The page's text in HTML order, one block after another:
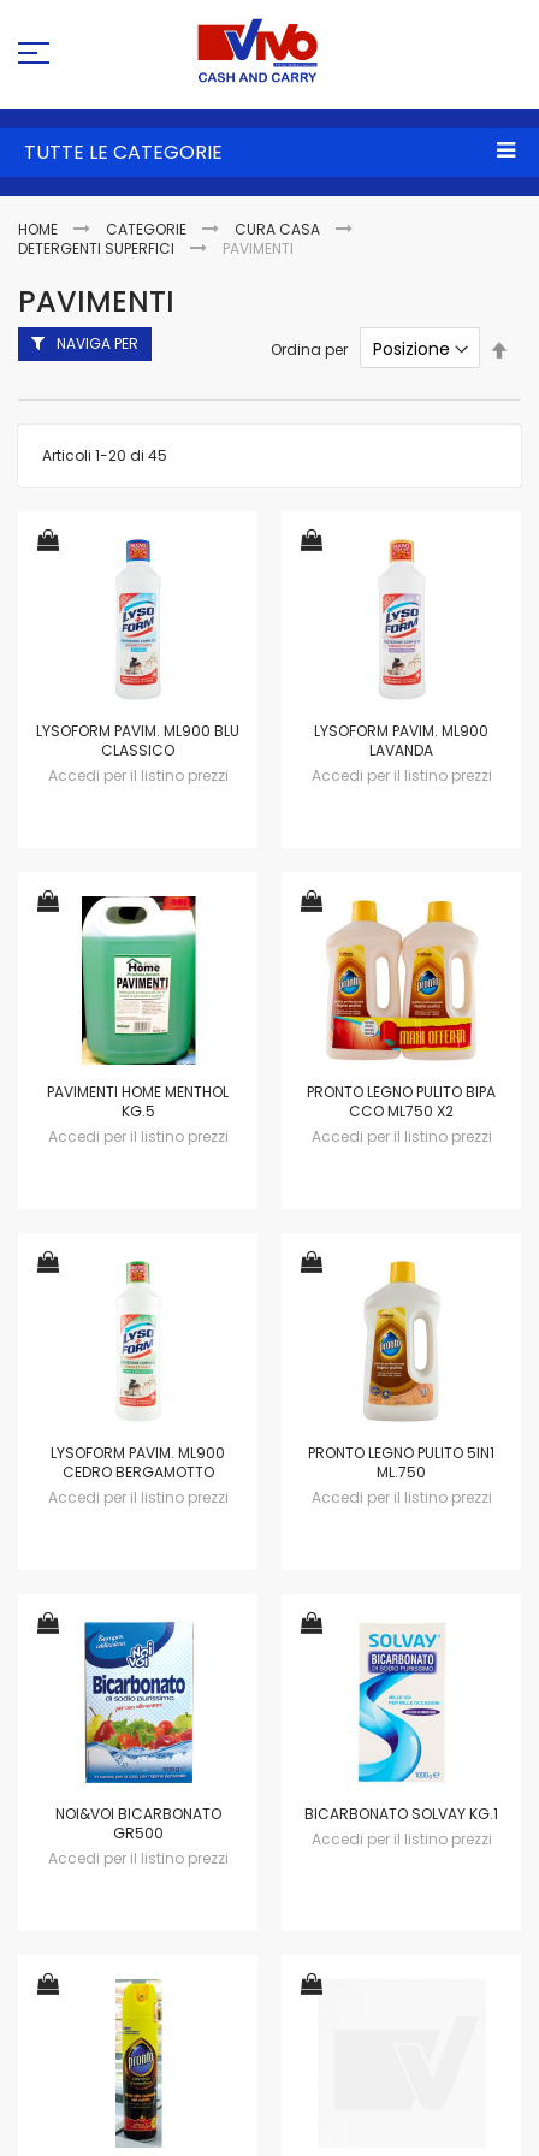
TUTTE LE CATEGORIE
HOME CATEGORIE
CURA CASA
DETERGENTI SUPERFICI
PAVIMENTI
PAVIMENTI
Articoli 1-20 di 45
Ordina per
LYSOFORM PAVIM. ML900 BLU
CLASSICO
Accedi per il listino prezzi
LYSOFORM PAVIM. ML900
LAVANDA
Accedi per il listino prezzi
PAVIMENTI HOME MENTHOL
KG.5
Accedi per il listino prezzi
PRONTO LEGNO PULITO BIPA
CCO ML750 X2
Accedi per il listino prezzi
LYSOFORM PAVIM. ML900
CEDRO BERGAMOTTO
Accedi per il listino prezzi
PRONTO LEGNO PULITO 5IN1
ML.750
Accedi per il listino prezzi
NOI&VOI BICARBONATO
GR500
Accedi per il listino prezzi
BICARBONATO SOLVAY KG.1
Accedi per il listino prezzi
NAVIGA PER